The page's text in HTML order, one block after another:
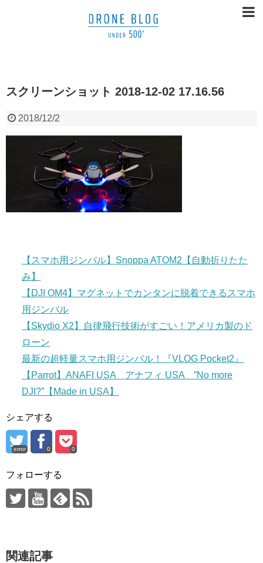
スクリーンショット 2018-12-02 17.16.56
2018/12/2
【スマホ用ジンバル】Snoppa ATOM2【自動折りたた
み】
【DJI OM4】マグネットでカンタンに脱着できるスマホ
用ジンバル
【Skydio X2】自律飛行技術がすごい！アメリカ製のド
ローン
最新の超軽量スマホ用ジンバル！『VLOG Pocket2』
【Parrot】ANAFI USA アナフィ USA ”No more
DJI?”【Made in USA】
シェアする
error 0 0
フォローする
関連記事